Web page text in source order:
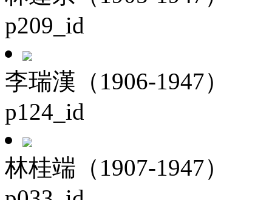
p209_id
李瑞漢（1906-1947）
p124_id
林桂端（1907-1947）